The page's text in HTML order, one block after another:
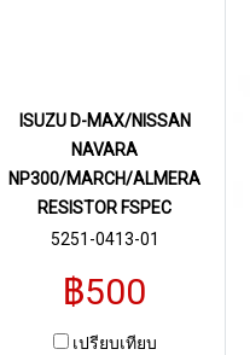
ISUZU D-MAX/NISSAN
NAVARA
NP300/MARCH/ALMERA
RESISTOR FSPEC
5251-0413-01
฿500
เปรียบเทียบ